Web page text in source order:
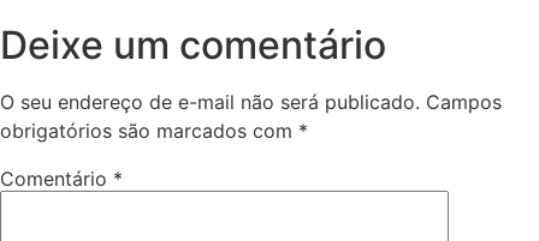
Deixe um comentário
O seu endereço de e-mail não será publicado. Campos
obrigatórios são marcados com *
Comentário *